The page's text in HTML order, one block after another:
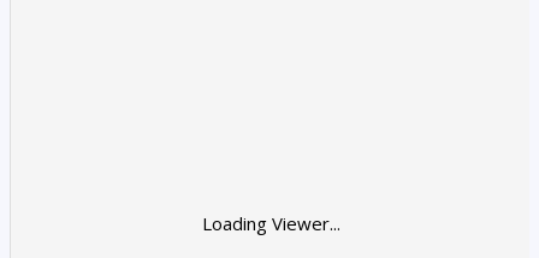
Loading Viewer...